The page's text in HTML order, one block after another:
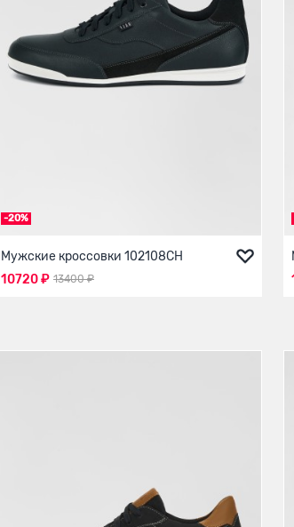
-20%
Мужские кроссовки 102108СН
13400 ₽
10720 ₽